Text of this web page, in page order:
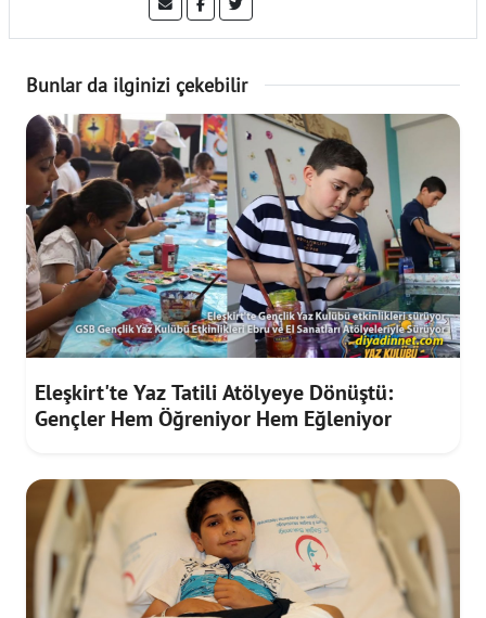
Bunlar da ilginizi çekebilir
Eleşkirt'te Yaz Tatili Atölyeye Dönüştü:
Gençler Hem Öğreniyor Hem Eğleniyor